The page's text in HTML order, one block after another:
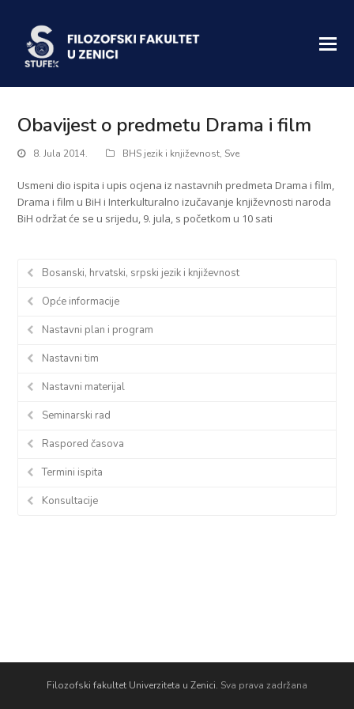
Obavijest o predmetu Drama i film
8. Jula 2014. BHS jezik i književnost, Sve
Usmeni dio ispita i upis ocjena iz nastavnih predmeta Drama i film,
Drama i film u BiH i Interkulturalno izučavanje književnosti naroda
BiH održat će se u srijedu, 9. jula, s početkom u 10 sati
Bosanski, hrvatski, srpski jezik i književnost
Opće informacije
Nastavni plan i program
Nastavni tim
Nastavni materijal
Seminarski rad
Raspored časova
Termini ispita
Konsultacije
Filozofski fakultet Univerziteta u Zenici. Sva prava zadržana